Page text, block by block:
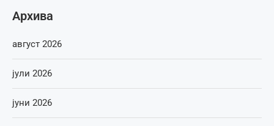
Архива
август 2026
јули 2026
јуни 2026